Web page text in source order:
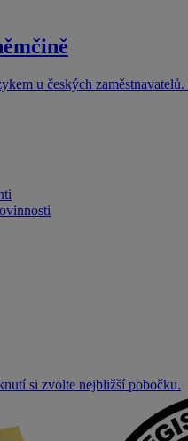
u českých
si zvolte nejbližší pobočku.